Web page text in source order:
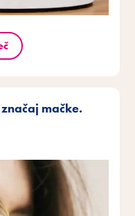
mačke.